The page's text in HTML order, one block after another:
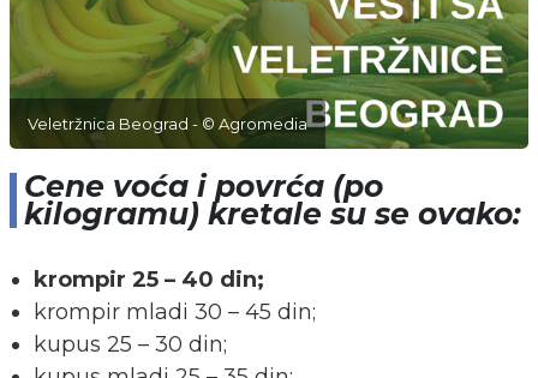
Veletržnica Beograd - © Agromedia
Cene voća i povrća (po
kilogramu) kretale su se ovako:
krompir 25 – 40 din;
krompir mladi 30 – 45 din;
kupus 25 – 30 din;